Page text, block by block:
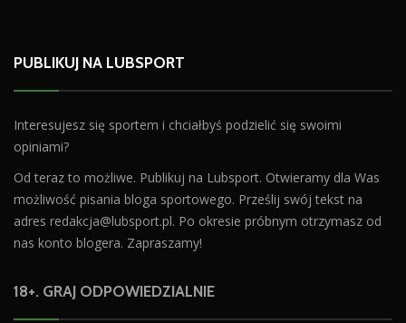
PUBLIKUJ NA LUBSPORT
Interesujesz się sportem i chciałbyś podzielić się swoimi
opiniami?
Od teraz to możliwe. Publikuj na Lubsport. Otwieramy dla Was
możliwość pisania bloga sportowego. Prześlij swój tekst na
adres redakcja@lubsport.pl. Po okresie próbnym otrzymasz od
nas konto blogera. Zapraszamy!
18+. GRAJ ODPOWIEDZIALNIE